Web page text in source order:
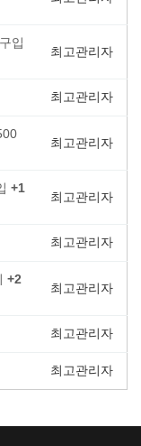
입
최고관리자
최고관리자
최고관리자
+1
최고관리자
최고관리자
+2
최고관리자
최고관리자
최고관리자